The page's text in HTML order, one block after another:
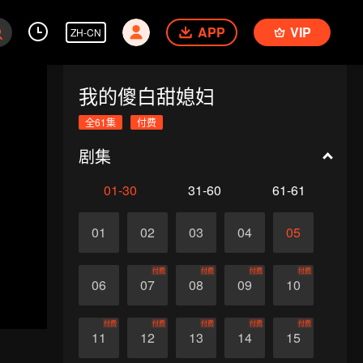
ZH-CN APP VIP
我的傻白甜媳妇
全61集 付费
剧集
01-30 31-60 61-61
01 02 03 04 05
06 07
付费
08
付费
09
付费
10
付费
11
付费
12
付费
13
付费
14
付费
15
付费